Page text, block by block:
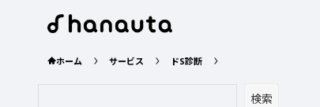
ホーム サービス ドS診断
検索